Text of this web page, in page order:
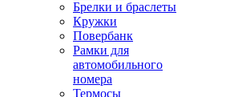
Брелки и браслеты
Кружки
Повербанк
Рамки для
автомобильного
номера
Термосы